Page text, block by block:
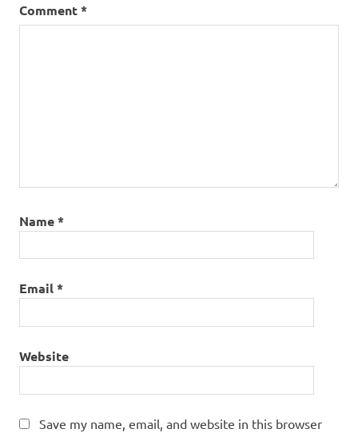
Comment*
Name*
Email*
Website
Save my name, email, and website in this browser